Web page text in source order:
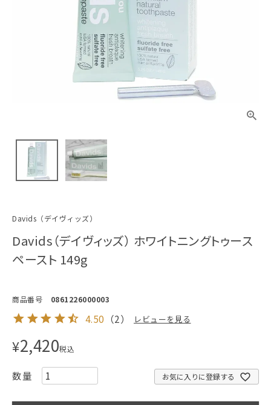
Davids（デイヴィッズ）
Davids（デイヴィッズ） ホワイトニングトゥース
ペースト 149g
商品番号 0861226000003
4.50 （2） レビューを見る
¥2,420税込
お気に入りに登録する